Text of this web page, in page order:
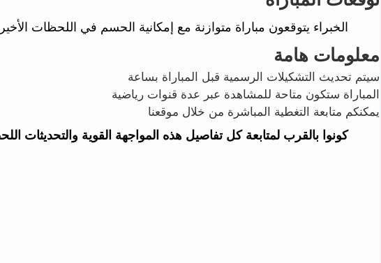
الخبراء يتوقعون مباراة متوازنة مع إمكانية الحسم في اللحظات
معلومات هامة
سيتم تحديث التشكيلات الرسمية قبل المباراة بساعة
المباراة ستكون متاحة للمشاهدة عبر عدة قنوات رياضية
يمكنكم متابعة التغطية المباشرة من خلال موقعنا
كونوا بالقرب لمتابعة كل تفاصيل هذه المواجهة القوية والتحديثات